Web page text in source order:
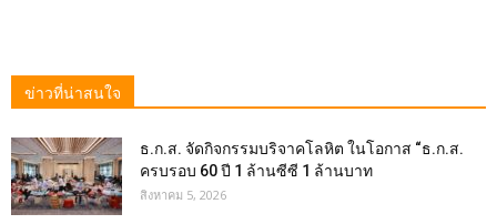
ข่าวที่น่าสนใจ
ธ.ก.ส. จัดกิจกรรมบริจาคโลหิต ในโอกาส “ธ.ก.ส.
ครบรอบ 60 ปี 1 ล้านซีซี 1 ล้านบาท
สิงหาคม 5, 2026